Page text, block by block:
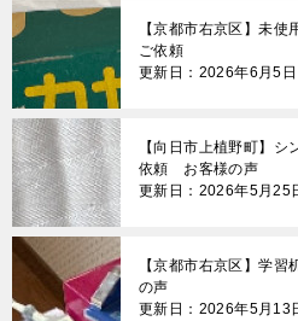
【京都市右京区】未
ご依頼
更新日：2026年6月5日
【向日市上植野町】
依頼 お客様の声
更新日：2026年5月25
【京都市右京区】学
の声
更新日：2026年5月13